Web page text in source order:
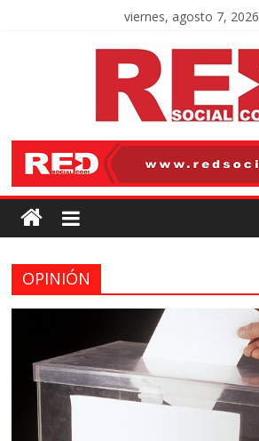
viernes, agosto 7, 2026
OPINIÓN